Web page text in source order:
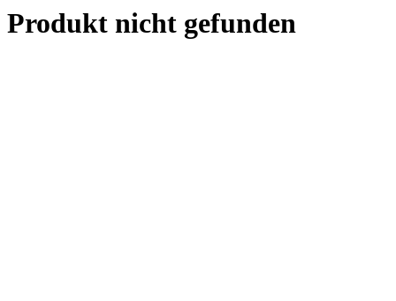
Produkt nicht gefunden